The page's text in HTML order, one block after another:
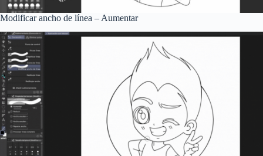
Modificar ancho de línea – Aumentar